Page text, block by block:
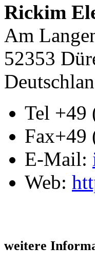
Rickim
Am
52353
Tel +49
Fax+49
E-Mail:
Web:
weitere